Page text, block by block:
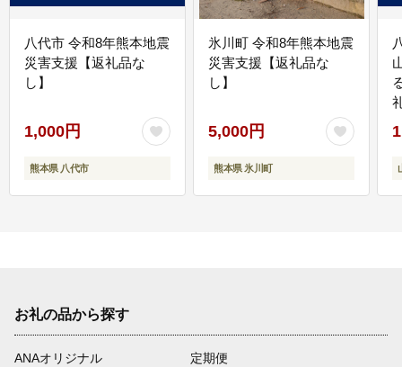
八代市 令和8年熊本地震
災害支援【返礼品な
し】
1,000円
熊本県 八代市
氷川町 令和8年熊本地震
災害支援【返礼品な
し】
5,000円
熊本県 氷川町
お礼の品から探す
ANAオリジナル
定期便